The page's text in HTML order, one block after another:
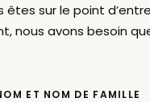
êtes sur le point
nous avons besoin
ET NOM DE FAMILLE